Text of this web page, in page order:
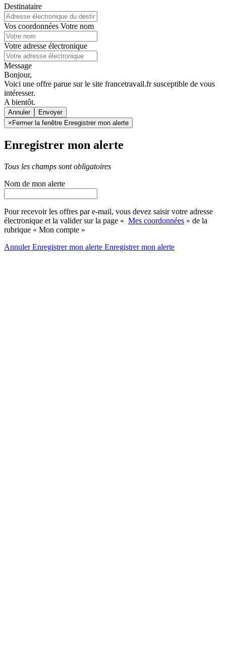
Destinataire
Vos coordonnées Votre nom
Votre adresse électronique
Message
Bonjour,
Voici une offre parue sur le site francetravail.fr susceptible de vous
intéresser.
A bientôt.
Annuler
× Fermer la fenêtre Enregistrer mon alerte
Enregistrer mon alerte
Tous les champs sont obligatoires
Nom de mon alerte
Pour recevoir les offres par e-mail, vous devez saisir votre adresse
électronique et la valider sur la page « Mes coordonnées » de la
rubrique « Mon compte »
AnnulerEnregistrer mon alerte Enregistrermon alerte